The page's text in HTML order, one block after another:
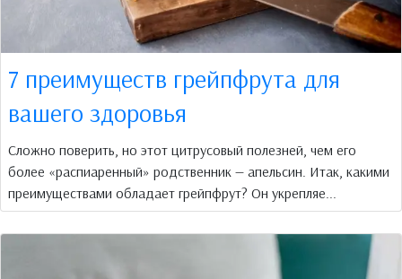
7 преимуществ грейпфрута для
вашего здоровья
Сложно поверить, но этот цитрусовый полезней, чем его
более «распиаренный» родственник — апельсин. Итак, какими
преимуществами обладает грейпфрут? Он укрепляе...